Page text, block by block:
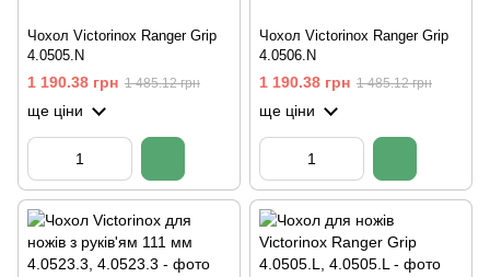
Чохол Victorinox Ranger Grip
4.0505.N
1 190.38 грн 1 485.12 грн
ще ціни
Чохол Victorinox Ranger Grip
4.0506.N
1 190.38 грн 1 485.12 грн
ще ціни